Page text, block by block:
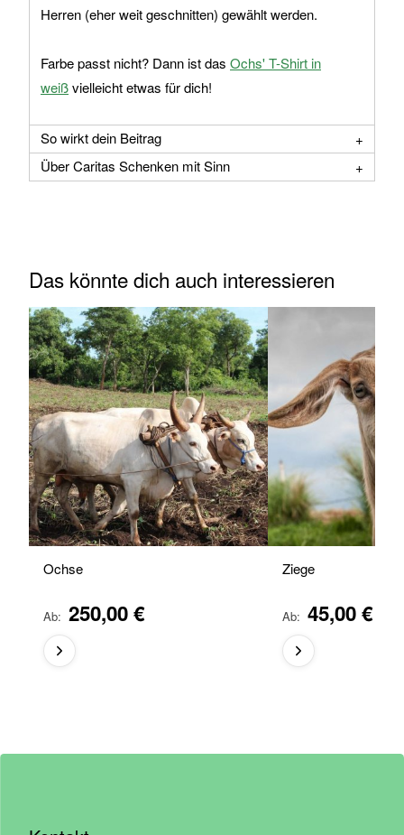
Herren (eher weit geschnitten) gewählt werden.
Farbe passt nicht? Dann ist das Ochs' T-Shirt in
weißvielleicht etwas für dich!
So wirkt dein Beitrag
Über Caritas Schenken mit Sinn
Das könnte dich auch interessieren
Ochse
Ab 250,00 €
Ziege
Ab 45,00 €